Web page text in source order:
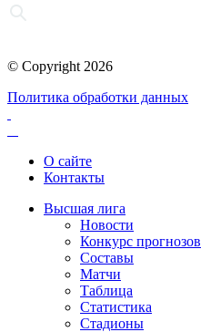
© Copyright 2026
Политика обработки данных
О сайте
Контакты
Высшая лига
Новости
Конкурс прогнозов
Составы
Матчи
Таблица
Статистика
Стадионы